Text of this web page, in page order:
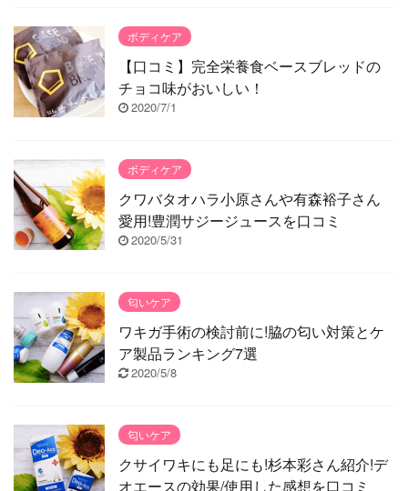
ボディケア
【口コミ】完全栄養食ベースブレッドの
チョコ味がおいしい！
2020/7/1
ボディケア
クワバタオハラ小原さんや有森裕子さん
愛用!豊潤サジージュースを口コミ
2020/5/31
匂いケア
ワキガ手術の検討前に!脇の匂い対策とケ
ア製品ランキング7選
2020/5/8
匂いケア
クサイワキにも足にも!杉本彩さん紹介!デ
オエースの効果/使用した感想を口コミ